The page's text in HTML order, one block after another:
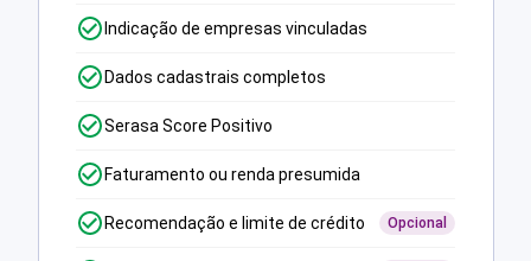
Indicação de empresas vinculadas
Dados cadastrais completos
Serasa Score Positivo
Faturamento ou renda presumida
Recomendação e limite de crédito Opcional